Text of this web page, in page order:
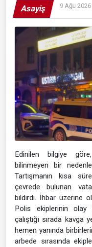
Asayiş 9 Ağu
Edinilen bilgiye
bilinmeyen bir
Tartışmanın kısa
çevrede bulunan
bildirdi. İhbar üzerine
Polis ekiplerinin olay
çalıştığı sırada kavga
hemen yanında
arbede sırasında